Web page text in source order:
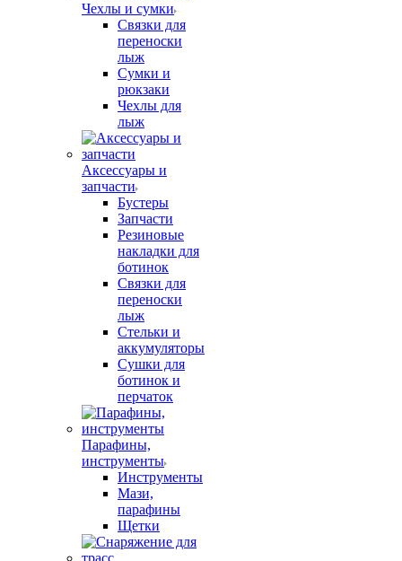
Чехлы и сумки
Связки для
переноски
лыж
Сумки и
рюкзаки
Чехлы для
лыж
Аксессуары и
запчасти
Бустеры
Запчасти
Резиновые
накладки для
ботинок
Связки для
переноски
лыж
Стельки и
аккумуляторы
Сушки для
ботинок и
перчаток
Парафины,
инструменты
Инструменты
Мази,
парафины
Щетки